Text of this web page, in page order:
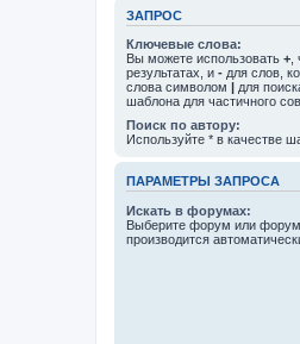
ЗАПРОС
Ключевые слова:
Вы можете использовать +
результатах, и - для слов,
слова символом | для
шаблона для частичного
Поиск по автору:
Используйте * в качестве
ПАРАМЕТРЫ ЗАПРОСА
Искать в форумах:
Выберите форум или
производится